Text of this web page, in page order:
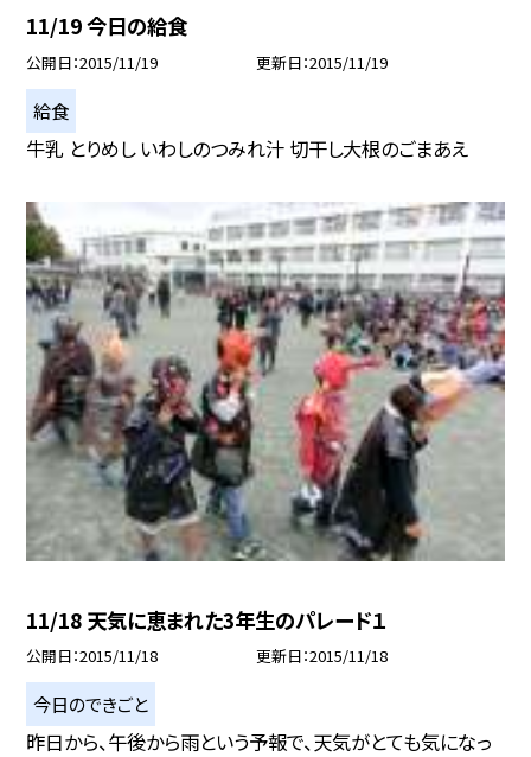
11/19 今日の給食
公開日 2015/11/19 更新日 2015/11/19
給食
牛乳 とりめし いわしのつみれ汁 切干し大根のごまあえ
11/18 天気に恵まれた3年生のパレード１
公開日 2015/11/18 更新日 2015/11/18
今日のできごと
昨日から、午後から雨という予報で、天気がとても気になっ